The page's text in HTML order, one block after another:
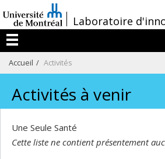
au
contenu
/Laboratoire
Menu
Accueil Activités
Activités à venir
Une Seule Santé
Cette liste ne contient présentement